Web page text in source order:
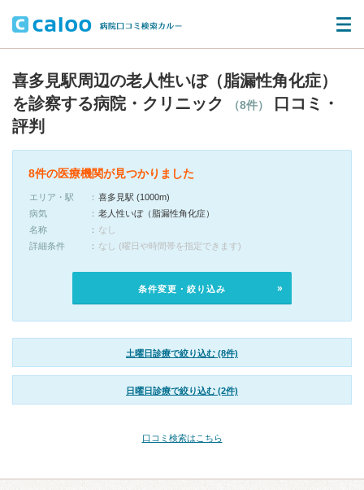
喜多見駅周辺の老人性いぼ（脂漏性角化症）
を診察する病院・クリニック
（8件）
口コミ・
評判
8件の医療機関が見つかりました
エリア・駅
喜多見駅 (1000m)
病気
老人性いぼ（脂漏性角化症）
名称
なし
詳細条件
なし (曜日や時間帯を指定できます)
条件変更・絞り込み
土曜日診療で絞り込む (8件)
日曜日診療で絞り込む (2件)
口コミ検索はこちら